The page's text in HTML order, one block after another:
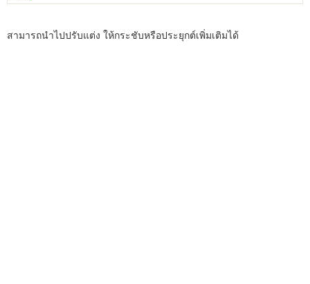
สามารถนำไปปรับแต่ง ให้กระชับหรือประยุกต์เพิ่มเติมได้